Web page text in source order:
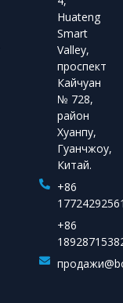
Huateng
Smart
Valley,
проспект
Кайчуан
№ 728,
район
Хуанпу,
Гуанчжоу,
Китай.
+86
+86